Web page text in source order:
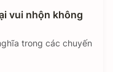
vui nhộn không
trong các chuyến